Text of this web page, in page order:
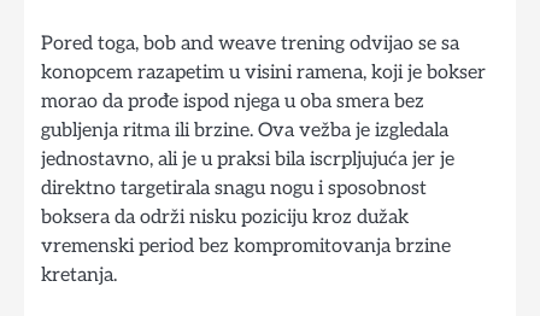
Pored toga, bob and weave trening odvijao se sa
konopcem razapetim u visini ramena, koji je bokser
morao da prođe ispod njega u oba smera bez
gubljenja ritma ili brzine. Ova vežba je izgledala
jednostavno, ali je u praksi bila iscrpljujuća jer je
direktno targetirala snagu nogu i sposobnost
boksera da održi nisku poziciju kroz dužak
vremenski period bez kompromitovanja brzine
kretanja.